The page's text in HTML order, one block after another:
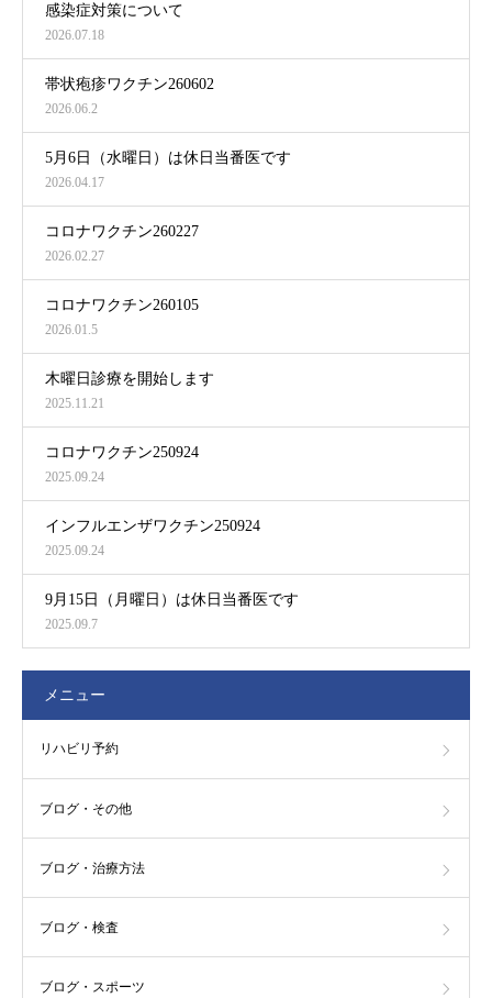
感染症対策について
2026.07.18
帯状疱疹ワクチン260602
2026.06.2
5月6日（水曜日）は休日当番医です
2026.04.17
コロナワクチン260227
2026.02.27
コロナワクチン260105
2026.01.5
木曜日診療を開始します
2025.11.21
コロナワクチン250924
2025.09.24
インフルエンザワクチン250924
2025.09.24
9月15日（月曜日）は休日当番医です
2025.09.7
メニュー
リハビリ予約
ブログ・その他
ブログ・治療方法
ブログ・検査
ブログ・スポーツ